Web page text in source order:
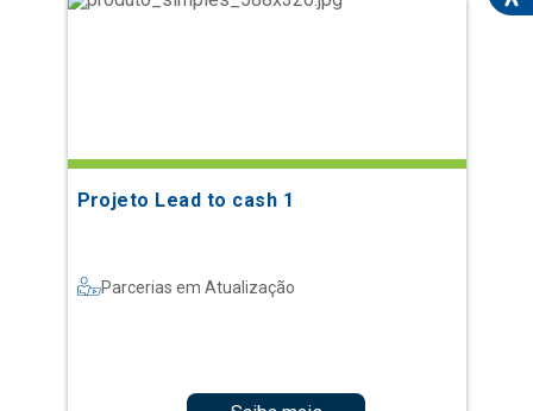
Projeto Lead to cash 1
Parcerias em Atualização